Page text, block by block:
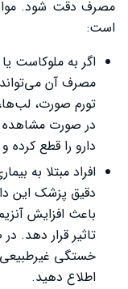
مصرف دقت شود.
است:
اگر به ملوکاست
مصرف آن
تورم صورت،
در صورت مشاهده
دارو را قطع کرده
افراد مبتلا به
دقیق پزشک این
باعث افزایش
تاثیر قرار دهد.
خستگی
اطلاع دهید.